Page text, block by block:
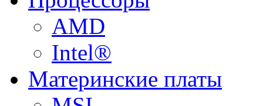
AMD
Intel®
Материнские платы